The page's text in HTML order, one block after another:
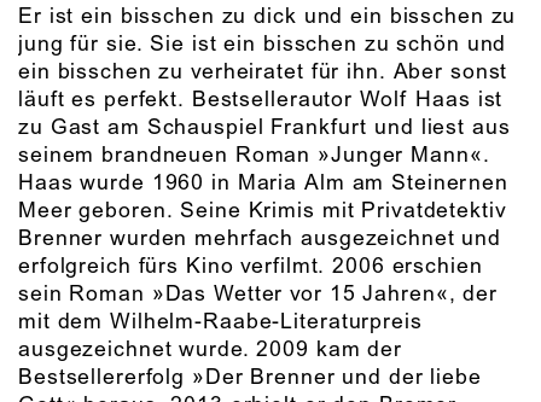
Er ist ein bisschen zu dick und ein bisschen zu
jung für sie. Sie ist ein bisschen zu schön und
ein bisschen zu verheiratet für ihn. Aber sonst
läuft es perfekt. Bestsellerautor Wolf Haas ist
zu Gast am Schauspiel Frankfurt und liest aus
seinem brandneuen Roman »Junger Mann«.
Haas wurde 1960 in Maria Alm am Steinernen
Meer geboren. Seine Krimis mit Privatdetektiv
Brenner wurden mehrfach ausgezeichnet und
erfolgreich fürs Kino verfilmt. 2006 erschien
sein Roman »Das Wetter vor 15 Jahren«, der
mit dem Wilhelm-Raabe-Literaturpreis
ausgezeichnet wurde. 2009 kam der
Bestsellererfolg »Der Brenner und der liebe